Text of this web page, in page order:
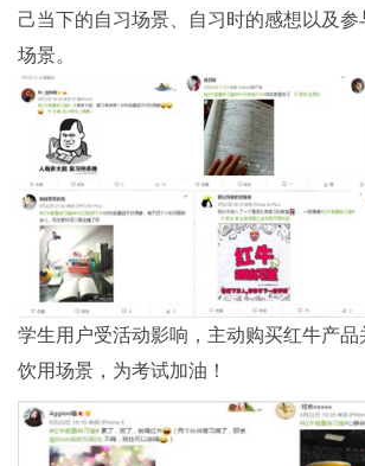
己当下的自习场景、自习时的感想以及
场景。
学生用户受活动影响，主动购买红牛产品
饮用场景，为考试加油！